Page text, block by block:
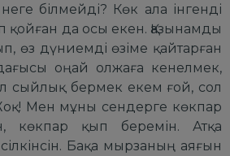
неге білмейді? Көк ала інгенді
қойған да осы екен. Қазынамды
өз дүниемді өзіме қайтарған
оңай олжаға кенелмек,
сыйлық бермек екем ғой, сол
Мен мұны сендерге көкпар
көкпар қып беремін. Атқа
Бақа мырзаның аяғын